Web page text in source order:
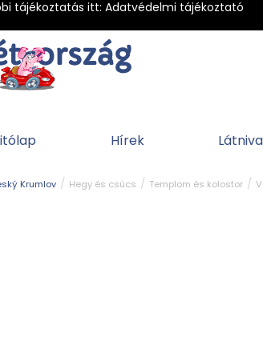
tájékoztatás itt: Adatvédelmi tájékoztató
Hírek
Krumlov Hegy és csúcs Templom és kolostor